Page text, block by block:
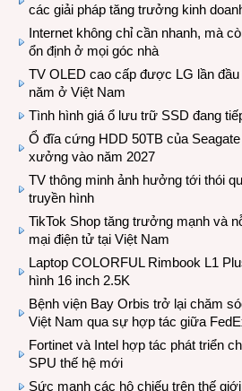
các giải pháp tăng trưởng kinh
Internet không chỉ cần nhanh, mà
ổn định ở mọi góc nhà
TV OLED cao cấp được LG lần đầu
năm ở Việt Nam
Tình hình giá ổ lưu trữ SSD đang
Ổ đĩa cứng HDD 50TB của
xưởng vào năm 2027
TV thông minh ảnh hưởng tới thói
truyền hình
TikTok Shop tăng trưởng mạnh và
mại điện tử tại Việt Nam
Laptop COLORFUL Rimbook L1
hình 16 inch 2.5K
Bệnh viện Bay Orbis trở lại chăm
Việt Nam qua sự hợp tác giữa
Fortinet và Intel hợp tác phát triển
SPU thế hệ mới
Sức mạnh các hộ chiếu trên thế